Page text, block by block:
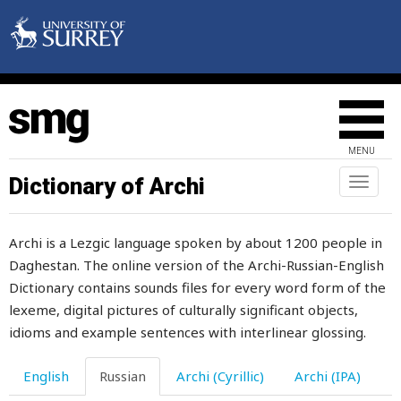
MENU
Toggle
Dictionary of Archi
Archi is a Lezgic language spoken by about 1200 people in
Daghestan. The online version of the Archi-Russian-English
Dictionary contains sounds files for every word form of the
lexeme, digital pictures of culturally significant objects,
idioms and example sentences with interlinear glossing.
English Russian Archi (Cyrillic) Archi (IPA)
мельхиор
мера
меринос
мерить
мериться
мерка
мероприятие